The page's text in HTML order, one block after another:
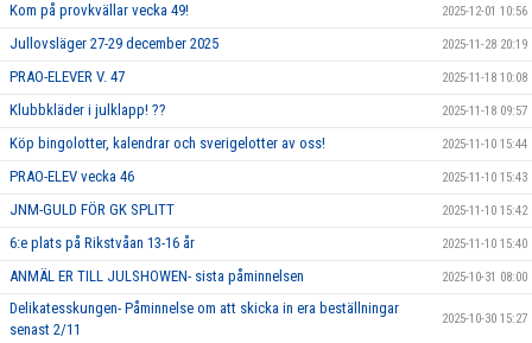
Kom på provkvällar vecka 49! 2025-12-01 10:56
Jullovsläger 27-29 december 2025 2025-11-28 20:19
PRAO-ELEVER V. 47 2025-11-18 10:08
Klubbkläder i julklapp! ?? 2025-11-18 09:57
Köp bingolotter, kalendrar och sverigelotter av oss! 2025-11-10 15:44
PRAO-ELEV vecka 46 2025-11-10 15:43
JNM-GULD FÖR GK SPLITT 2025-11-10 15:42
6:e plats på Rikstvåan 13-16 år 2025-11-10 15:40
ANMÄL ER TILL JULSHOWEN- sista påminnelsen 2025-10-31 08:00
Delikatesskungen- Påminnelse om att skicka in era beställningar
senast 2/11
2025-10-30 15:27